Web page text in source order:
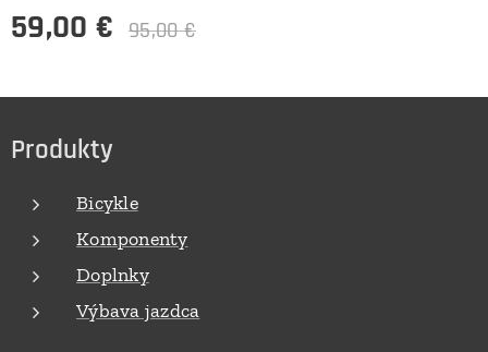
59,00 € 95,00€
Produkty
Bicykle
Komponenty
Doplnky
Výbava jazdca